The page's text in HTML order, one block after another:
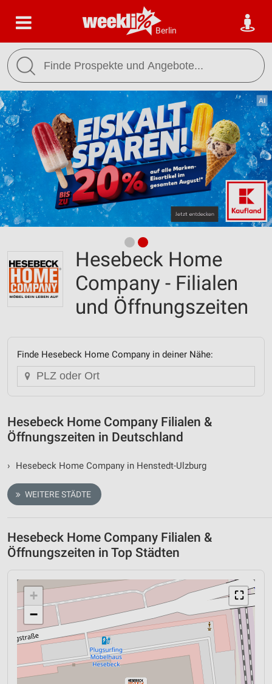
Berlin
Hesebeck Home
Company - Filialen
und Öffnungszeiten
Finde Hesebeck Home Company in deiner Nähe:
Hesebeck Home Company Filialen &
Öffnungszeiten in Deutschland
› Hesebeck Home Company in Henstedt-Ulzburg
WEITERE STÄDTE
Hesebeck Home Company Filialen &
Öffnungszeiten in Top Städten
⛶
+
−